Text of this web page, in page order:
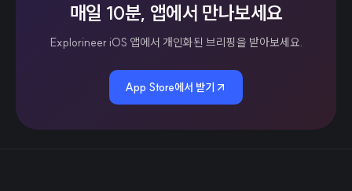
매일 10분, 앱에서 만나보세요
Explorineer iOS 앱에서 개인화된 브리핑을 받아보세요.
App Store에서 받기